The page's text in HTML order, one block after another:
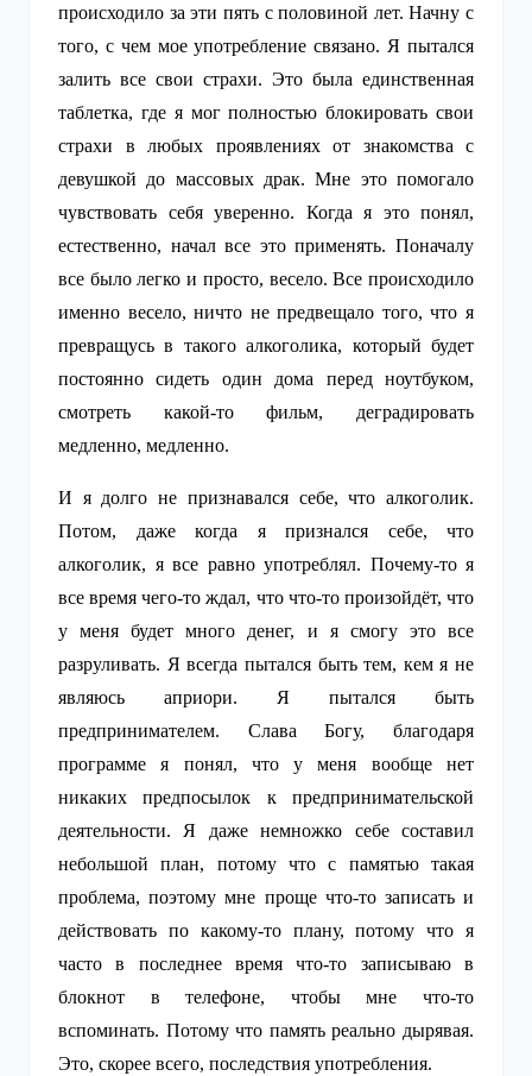
происходило за эти пять с половиной лет. Начну с
того, с чем мое употребление связано. Я пытался
залить все свои страхи. Это была единственная
таблетка, где я мог полностью блокировать свои
страхи в любых проявлениях от знакомства с
девушкой до массовых драк. Мне это помогало
чувствовать себя уверенно. Когда я это понял,
естественно, начал все это применять. Поначалу
все было легко и просто, весело. Все происходило
именно весело, ничто не предвещало того, что я
превращусь в такого алкоголика, который будет
постоянно сидеть один дома перед ноутбуком,
смотреть какой-то фильм, деградировать
медленно, медленно.
И я долго не признавался себе, что алкоголик.
Потом, даже когда я признался себе, что
алкоголик, я все равно употреблял. Почему-то я
все время чего-то ждал, что что-то произойдёт, что
у меня будет много денег, и я смогу это все
разруливать. Я всегда пытался быть тем, кем я не
являюсь априори. Я пытался быть
предпринимателем. Слава Богу, благодаря
программе я понял, что у меня вообще нет
никаких предпосылок к предпринимательской
деятельности. Я даже немножко себе составил
небольшой план, потому что с памятью такая
проблема, поэтому мне проще что-то записать и
действовать по какому-то плану, потому что я
часто в последнее время что-то записываю в
блокнот в телефоне, чтобы мне что-то
вспоминать. Потому что память реально дырявая.
Это, скорее всего, последствия употребления.